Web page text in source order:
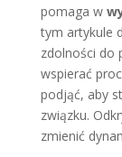
pomaga w
tym artykule
zdolności do
wspierać
podjąć, aby
związku.
zmienić